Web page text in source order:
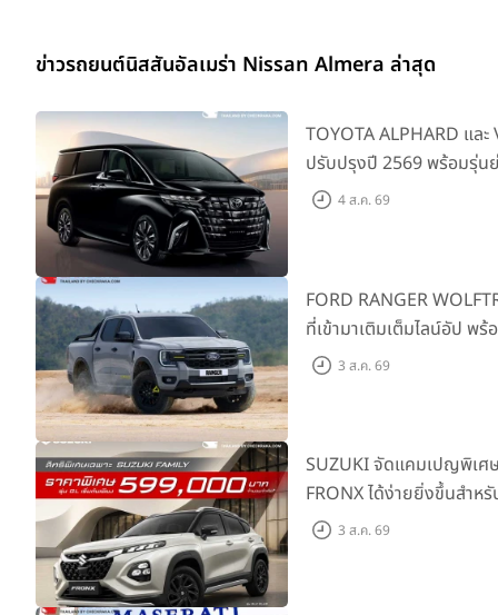
ข่าวรถยนต์นิสสันอัลเมร่า Nissan Almera ล่าสุด
TOYOTA ALPHARD และ
ปรับปรุงปี 2569 พร้อมรุ่น
SMART ราคาเริ่มต้น
4 ส.ค. 69
FORD RANGER
ที่เข้ามาเติมเต็มไลน์อัป พ
ผจญภัยด้วยสมรรถนะพร้
3 ส.ค. 69
SUZUKI จัดแคมเปญพิเศษ
FRONX ได้ง่ายยิ่งขึ้นสำห
เริ่มต้น 5.99 แสนบาท จำ
3 ส.ค. 69